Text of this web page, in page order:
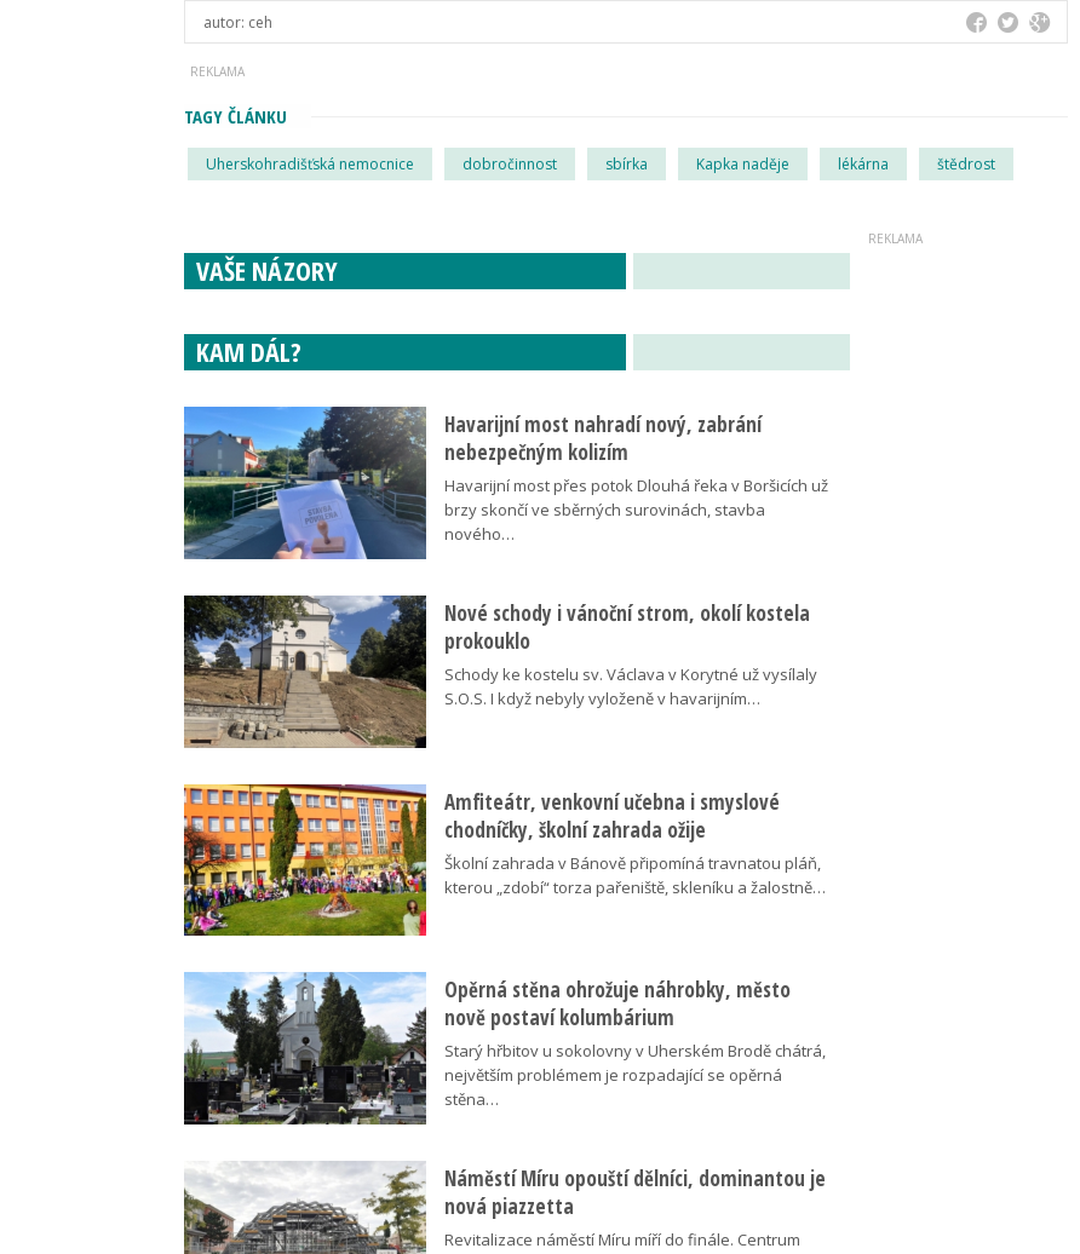
autor: ceh
TAGY ČLÁNKU
Uherskohradišťská nemocnice dobročinnost sbírka Kapka naděje lékárna štědrost
VAŠE NÁZORY
KAM DÁL?
Havarijní most nahradí nový, zabrání
nebezpečným kolizím
Havarijní most přes potok Dlouhá řeka v Boršicích už
brzy skončí ve sběrných surovinách, stavba
nového…
Nové schody i vánoční strom, okolí kostela
prokouklo
Schody ke kostelu sv. Václava v Korytné už vysílaly
S.O.S. I když nebyly vyloženě v havarijním…
Amfiteátr, venkovní učebna i smyslové
chodníčky, školní zahrada ožije
Školní zahrada v Bánově připomíná travnatou pláň,
kterou „zdobí“ torza pařeniště, skleníku a žalostně…
Opěrná stěna ohrožuje náhrobky, město
nově postaví kolumbárium
Starý hřbitov u sokolovny v Uherském Brodě chátrá,
největším problémem je rozpadající se opěrná
stěna…
Náměstí Míru opouští dělníci, dominantou je
nová piazzetta
Revitalizace náměstí Míru míří do finále. Centrum